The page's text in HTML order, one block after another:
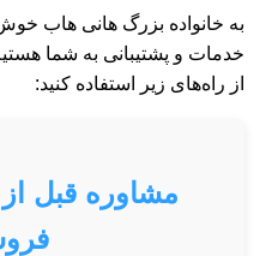
به خانواده بزرگ هانی هاب خوش
خدمات و پشتیبانی به شما
از راه‌های زیر استفاده کنید:
مشاوره قبل